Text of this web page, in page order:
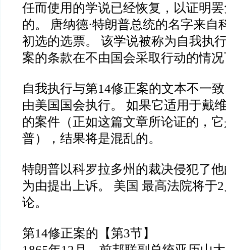
任而使用的学说已经恢复，以证明
的。 唐纳德·特朗普总统的名字来自
初选的选票。 该学说被称为自我执
案的条款在不由国会采取行动的情
自我执行与第14修正案的文本不一
由美国国会执行。 如果它适用于戴
的案件（正如这篇文章所论证的，
普），结果将是混乱的。
特朗普以科罗拉多州的裁决侵犯了
为由提出上诉。 美国 最高法院将于
论。
第14修正案的【第3节】